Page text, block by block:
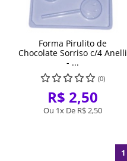
Forma Pirulito de
Chocolate Sorriso c/4 Anelli
- ...
(0)
R$ 2,50
Ou 1x De R$ 2,50
1